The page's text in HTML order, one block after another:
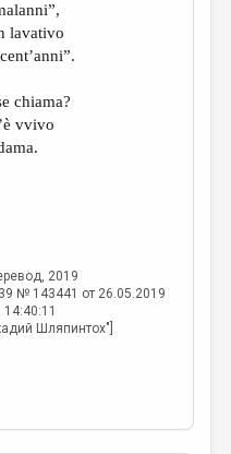
lavativo
chiama?
vvivo
2019
№ 143441 от 26.05.2019
Шляпинтох"]